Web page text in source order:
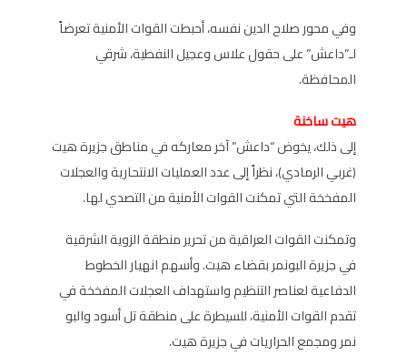
وفي محور صلاح الدين نفسه، أحبطت القوات الأمنية تعرضاً
لـ”داعش” على حقول علاس وعجيل النفطية، شرقي
المحافظة.
هيت ساخنة
إلى ذلك، يخوض “داعش” آخر معاركه في مناطق جزيرة هيت
(غربي الرمادي)، نظراً إلى عدد العمليات الانتحارية والعجلات
المفخخة التي تمكنت القوات الأمنية من التصدي لها.
وتمكنت القوات العراقية من تحرير منطقة الزوية الشرقية
في جزيرة البونمر بقضاء هيت. وأسهم انهيار الخطوط
الدفاعية لعناصر التنظيم واستهداف العجلات المفخخة في
تقدم القوات الأمنية، للسيطرة على منطقة تل أسود والبو
نمر ومجمع الحراريات في جزيرة هيت.